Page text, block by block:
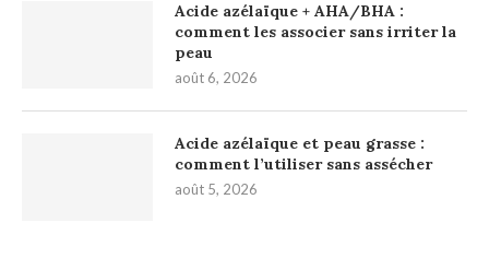
Acide azélaïque + AHA/BHA :
comment les associer sans irriter la
peau
août 6, 2026
Acide azélaïque et peau grasse :
comment l’utiliser sans assécher
août 5, 2026